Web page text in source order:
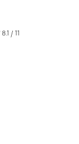
/ 11